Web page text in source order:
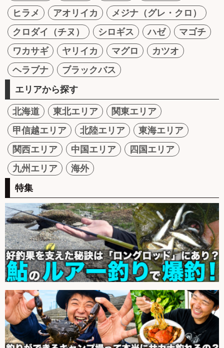
ヒラメ
アオリイカ
メジナ（グレ・クロ）
クロダイ（チヌ）
シロギス ハゼ
マゴチ
ワカサギ
ヤリイカ マグロ
カツオ
ヘラブナ
ブラックバス
エリアから探す
北海道 東北エリア
関東エリア
甲信越エリア
北陸エリア
東海エリア
関西エリア
中国エリア
四国エリア
九州エリア
海外
特集